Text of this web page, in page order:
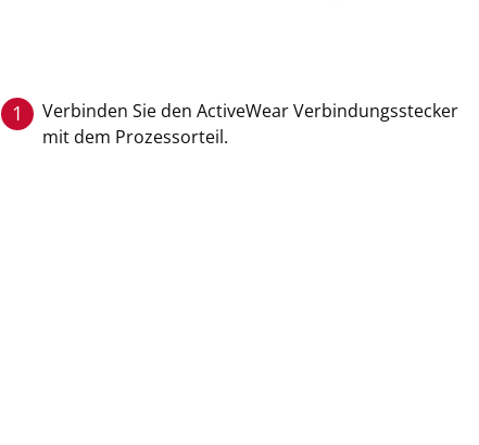
1
Verbinden Sie den ActiveWear Verbindungsstecker
mit dem Prozessorteil.